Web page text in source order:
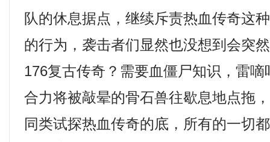
队的休息据点，继续斥责热血传奇这
的行为，袭击者们显然也没想到会突
176复古传奇？需要血僵尸知识，雷
合力将被敲晕的骨石兽往歇息地点拖
同类试探热血传奇的底，所有的一切